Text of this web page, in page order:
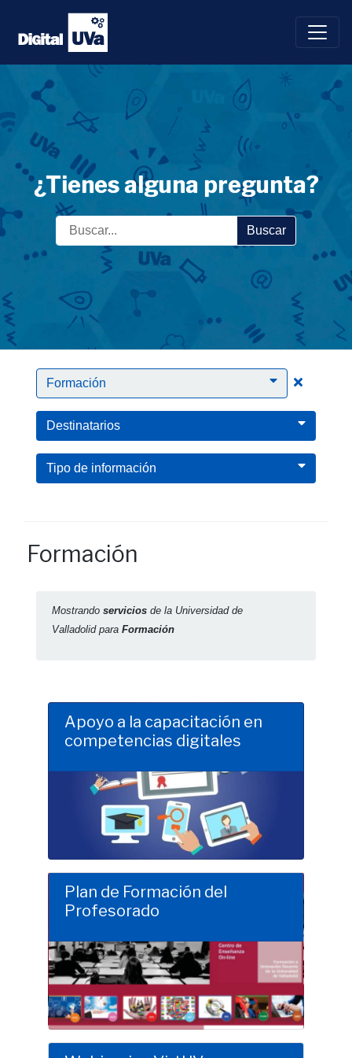
Saltar
contenido
¿Tienes alguna pregunta?
Buscar
Formación Clic
Destinatarios
Tipo de información
Formación
Mostrando servicios de la Universidad de
Valladolid para Formación
Apoyo a la capacitación en
competencias digitales
Clic para saber más
Plan de Formación del
Profesorado
Clic para saber más